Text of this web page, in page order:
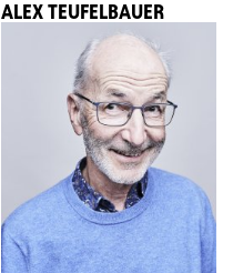
ALEX TEUFELBAUER